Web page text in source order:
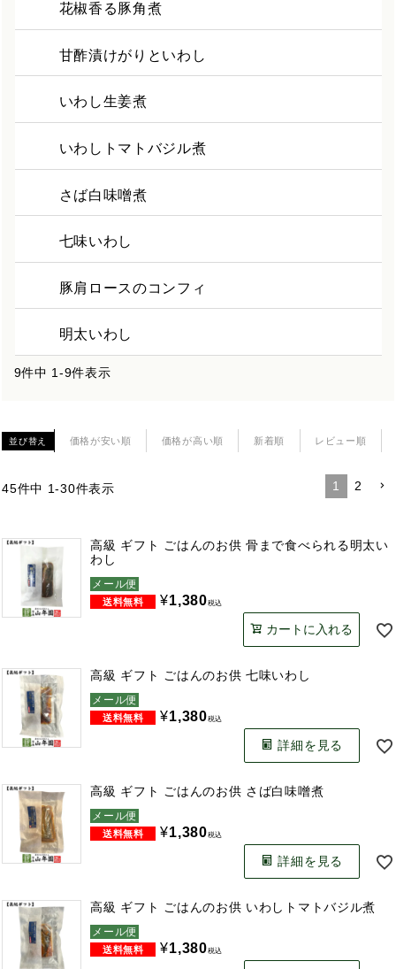
花椒香る豚角煮
甘酢漬けがりといわし
いわし生姜煮
いわしトマトバジル煮
さば白味噌煮
七味いわし
豚肩ロースのコンフィ
明太いわし
9件中 1-9件表示
並び替え 価格が安い順 価格が高い順 新着順 レビュー順
45件中 1-30件表示 1 2
高級 ギフト ごはんのお供 骨まで食べられる明太い
わし
メール便
¥1,380税込
カートに入れる
高級 ギフト ごはんのお供 七味いわし
メール便
¥1,380税込
詳細を見る
高級 ギフト ごはんのお供 さば白味噌煮
メール便
¥1,380税込
詳細を見る
高級 ギフト ごはんのお供 いわしトマトバジル煮
メール便
¥1,380税込